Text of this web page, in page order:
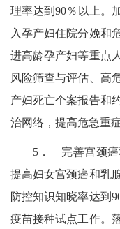
理率达到90％ 以上。
入孕产妇住院分娩和
进高龄孕产妇等重点
风险筛查与评估、高
产妇死亡个案报告和
治网络，提高危急重
5． 完善宫颈
提高妇女宫颈癌和乳
防控知识知晓率达到
疫苗接种试点工作。